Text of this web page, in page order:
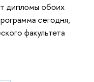
дипломы обоих
сегодня,
факультета